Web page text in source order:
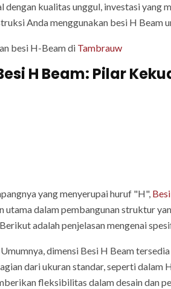
kualitas unggul, investasi yang
Anda menggunakan besi H Beam
besi H-Beam di Tambrauw
H Beam: Pilar
yang menyerupai huruf "H",
utama dalam pembangunan struktur
adalah penjelasan mengenai
dimensi Besi H Beam
dari ukuran standar, seperti dalam
fleksibilitas dalam desain dan